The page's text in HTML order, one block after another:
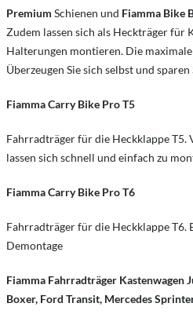
Premium Schienen und Fiamma Bike
Zudem lassen sich als Heckträger für
Halterungen montieren. Die maximale
Überzeugen Sie sich selbst und
Fiamma Carry Bike Pro T5
Fahrradträger für die Heckklappe T5.
lassen sich schnell und einfach zu
Fiamma Carry Bike Pro T6
Fahrradträger für die Heckklappe T6.
Demontage
Fiamma Fahrradträger Kastenwagen
Boxer, Ford Transit, Mercedes